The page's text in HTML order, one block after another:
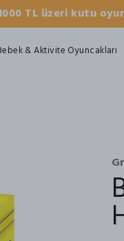
TL üzeri kutu
& Aktivite Oyuncakları